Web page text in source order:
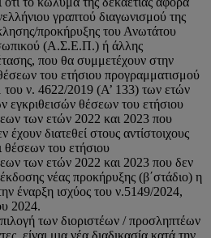
γραπτού διαγωνισμού της
προκήρυξης του Ανωτάτου
(Α.Σ.Ε.Π.) ή άλλης
που θα συμμετέχουν στην
του ετήσιου προγραμματισμού
ν. 4622/2019 (Α’ 133) των ετών
εγκριθεισών θέσεων του ετήσιου
των ετών 2022 και 2023 που
έχουν διατεθεί στους αντίστοιχους
θέσεων του ετήσιου
των ετών 2022 και 2023 που δεν
νέας προκήρυξης (β΄στάδιο) η
έναρξη ισχύος του ν.5149/2024,
2024.
των διοριστέων / προσληπτέων
είναι μια νέα διαδικασία κατά την